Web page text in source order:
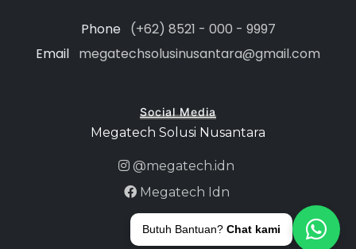
Phone (+62) 8521 - 000 - 9997
Email megatechsolusinusantara@gmail.com
Social Media
Megatech Solusi Nusantara
@megatech.idn
Megatech Idn
Butuh Bantuan? Chat kami